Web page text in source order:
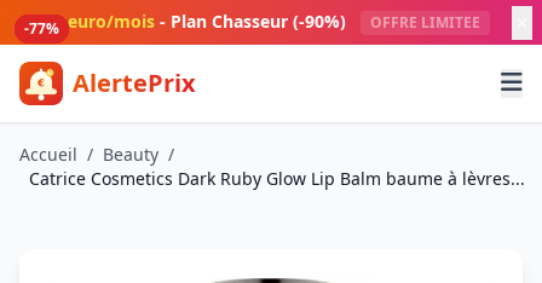
Aller au contenu principal
1 euro/mois - Plan Chasseur (-90%) OFFRE LIMITEE
AlertePrix
Meilleurs deals Amazon France
Accueil / Beauty /
Catrice Cosmetics Dark Ruby Glow Lip Balm baume à lèvres...
-80%
-79%
-77%
-77%